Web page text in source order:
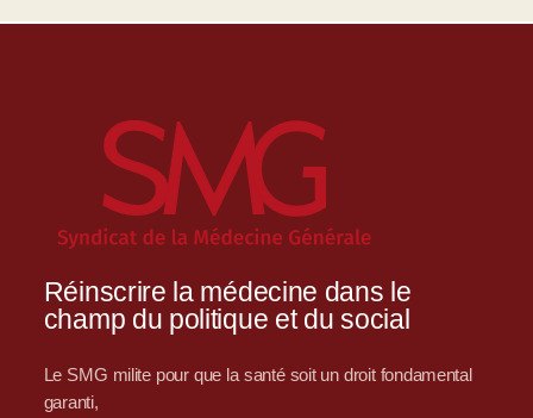
Réinscrire la médecine dans le
champ du politique et du social
Le SMG milite pour que la santé soit un droit fondamental
garanti,